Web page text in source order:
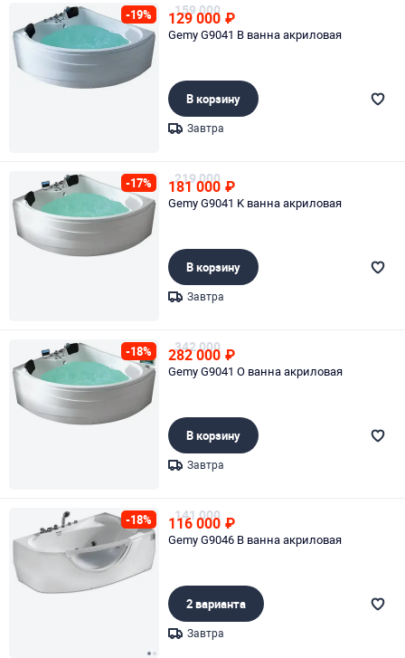
-19% 159 000
129 000 ₽
Gemy G9041 B ванна акриловая
В корзину
Завтра
-17% 219 000
181 000 ₽
Gemy G9041 K ванна акриловая
В корзину
Завтра
-18% 342 000
282 000 ₽
Gemy G9041 O ванна акриловая
В корзину
Завтра
-18% 141 000
116 000 ₽
Gemy G9046 B ванна акриловая
2 варианта
Завтра